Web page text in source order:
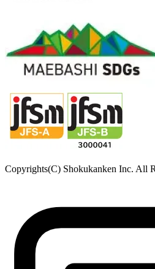
Copyrights(C) Shokukanken Inc. All